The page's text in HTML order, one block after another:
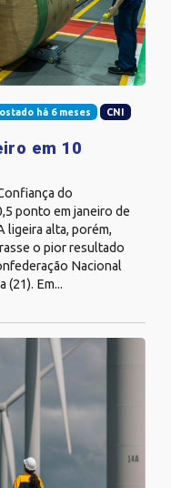
há 6 meses CNI
em 10
do
ponto em janeiro de
ligeira alta, porém,
o pior resultado
Nacional
(21). Em...